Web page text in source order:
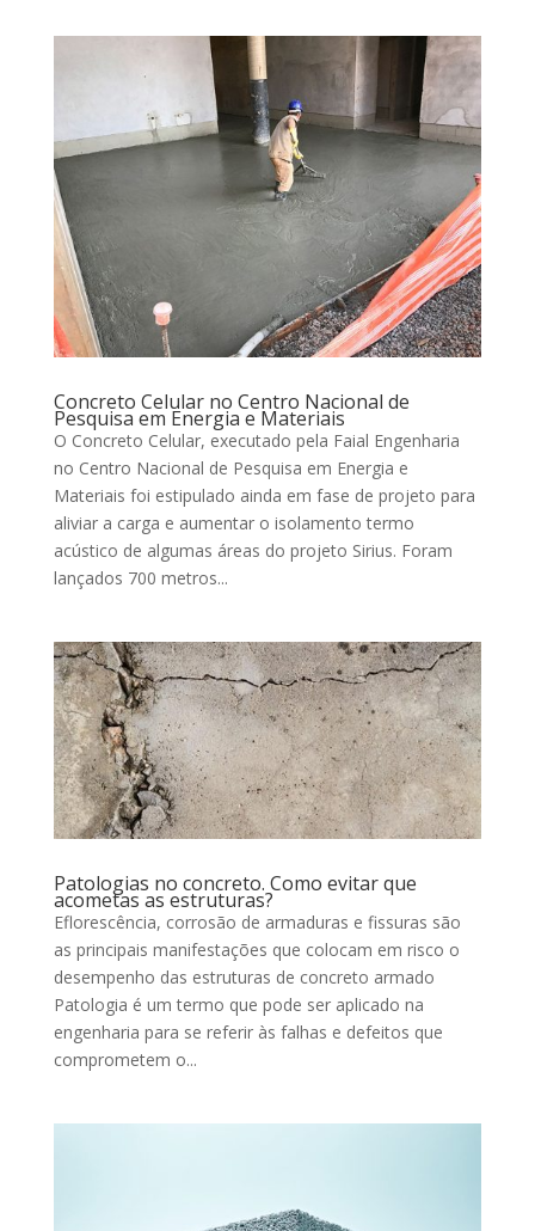
Concreto Celular no Centro Nacional de
Pesquisa em Energia e Materiais
O Concreto Celular, executado pela Faial Engenharia
no Centro Nacional de Pesquisa em Energia e
Materiais foi estipulado ainda em fase de projeto para
aliviar a carga e aumentar o isolamento termo
acústico de algumas áreas do projeto Sirius. Foram
lançados 700 metros...
Patologias no concreto. Como evitar que
acometas as estruturas?
Eflorescência, corrosão de armaduras e fissuras são
as principais manifestações que colocam em risco o
desempenho das estruturas de concreto armado
Patologia é um termo que pode ser aplicado na
engenharia para se referir às falhas e defeitos que
comprometem o...